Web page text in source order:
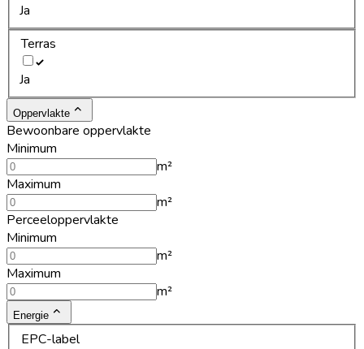
Ja
Terras
Ja
Oppervlakte
Bewoonbare oppervlakte
Minimum
m²
Maximum
m²
Perceeloppervlakte
Minimum
m²
Maximum
m²
Energie
EPC-label